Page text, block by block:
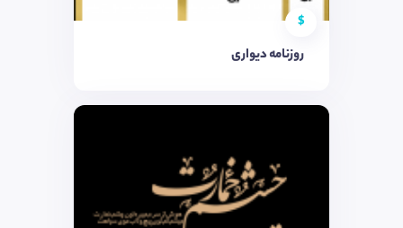
$
روزنامه دیواری